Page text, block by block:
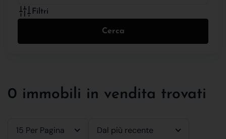
Filtri
Cerca
0 immobili in vendita trovati
15 Per Pagina Dal più recente